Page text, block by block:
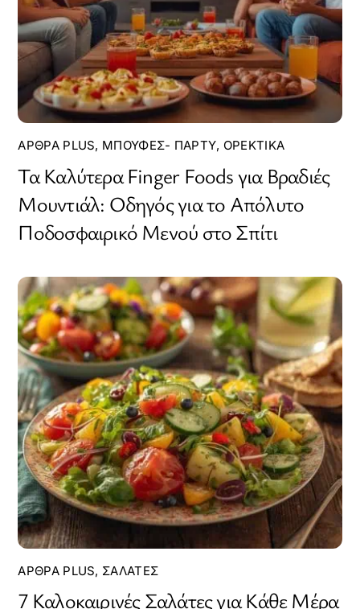
ΆΡΘΡΑ PLUS, ΜΠΟΥΦΈΣ- ΠΆΡΤΥ, ΟΡΕΚΤΙΚΆ
Τα Καλύτερα Finger Foods για Βραδιές
Μουντιάλ: Οδηγός για το Απόλυτο
Ποδοσφαιρικό Μενού στο Σπίτι
ΆΡΘΡΑ PLUS, ΣΑΛΆΤΕΣ
7 Καλοκαιρινές Σαλάτες για Κάθε Μέρα